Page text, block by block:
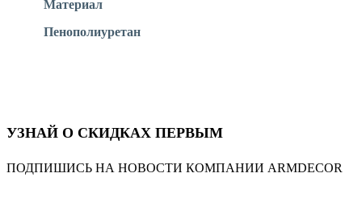
Материал
Пенополиуретан
УЗНАЙ О СКИДКАХ ПЕРВЫМ
ПОДПИШИСЬ НА НОВОСТИ КОМПАНИИ ARMDECOR